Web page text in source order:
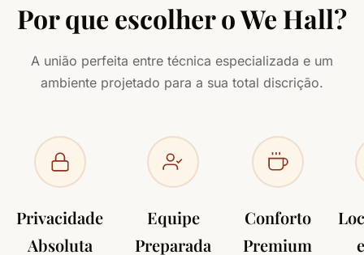
Por que escolher o We Hall?
A união perfeita entre técnica especializada e um
ambiente projetado para a sua total discrição.
Privacidade
Absoluta
Equipe
Preparada
Conforto
Premium